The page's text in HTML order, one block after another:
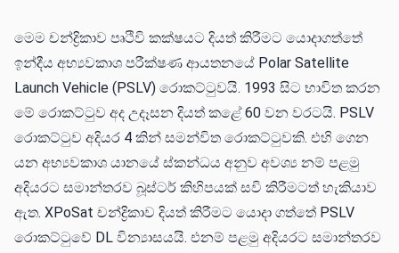
මෙම චන්ද්‍රිකාව පෘථිවි කක්ෂයට දියත් කිරීමට යොදාගත්තේ
ඉන්දීය අභ්‍යවකාශ පරීක්ෂණ ආයතනයේ Polar Satellite
Launch Vehicle (PSLV) රොකට්ටුවයි. 1993 සිට භාවිත කරන
මේ රොකට්ටුව අද උදෑසන දියත් කළේ 60 වන වරටයි. PSLV
රොකට්ටුව අදියර 4 කින් සමන්විත රොකට්ටුවකි. එහි ගෙන
යන අභ්‍යවකාශ යානයේ ස්කන්ධය අනුව අවශ්‍ය නම් පළමු
අදියරට සමාන්තරව බූස්ටර් කිහිපයක් සවි කිරීමටත් හැකියාව
ඇත. XPoSat චන්ද්‍රිකාව දියත් කිරීමට යොදා ගත්තේ PSLV
රොකට්ටුවේ DL වින්‍යාසයයි. එනම් පළමු අදියරට සමාන්තරව